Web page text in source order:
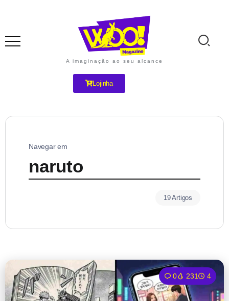
A imaginação ao seu alcance
Lojinha
Navegar em
naruto
19 Artigos
0 231 4